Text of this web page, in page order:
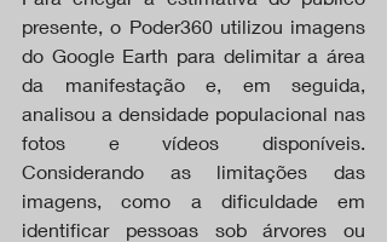
presente, o Poder360 utilizou imagens
do Google Earth para delimitar a área
da manifestação e, em seguida,
analisou a densidade populacional nas
fotos e vídeos disponíveis.
Considerando as limitações das
imagens, como a dificuldade em
identificar pessoas sob árvores ou